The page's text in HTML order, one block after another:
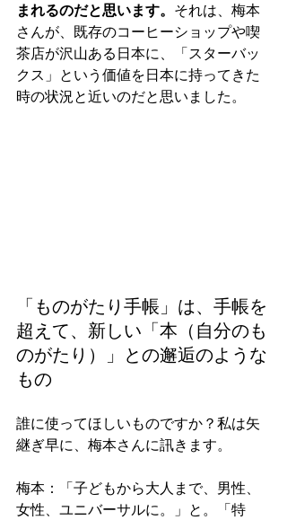
まれるのだと思います。 それは、梅本
さんが、既存のコーヒーショップや喫
茶店が沢山ある日本に、「スターバッ
クス」という価値を日本に持ってきた
時の状況と近いのだと思いました。
「ものがたり手帳」は、手帳を
超えて、新しい「本（自分のも
のがたり）」との邂逅のような
もの
誰に使ってほしいものですか？私は矢
継ぎ早に、梅本さんに訊きます。
梅本：「子どもから大人まで、男性、
女性、ユニバーサルに。」と。「特